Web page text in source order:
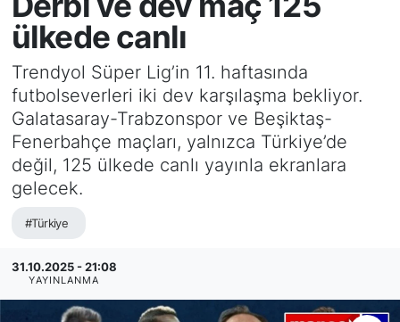
ülkede canlı
Trendyol Süper Lig’in 11. haftasında
futbolseverleri iki dev karşılaşma bekliyor.
Galatasaray-Trabzonspor ve Beşiktaş-
Fenerbahçe maçları, yalnızca Türkiye’de
değil, 125 ülkede canlı yayınla ekranlara
gelecek.
#Türkiye
31.10.2025 - 21:08
YAYINLANMA
HAMBURG
SPOR
DEUTSCH
EKONOMİ
SİYASET
SAĞLIK
Puan Durumu ve Fikstür
Tüm Manşetler
Son Dakika Haberleri
Haber Arşivi